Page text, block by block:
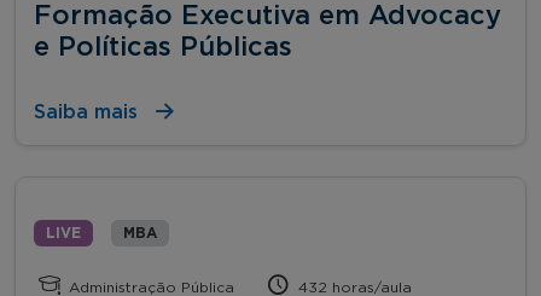
Formação Executiva em Advocacy
e Políticas Públicas
Saiba mais
LIVE MBA
Administração Pública 432 horas/aula